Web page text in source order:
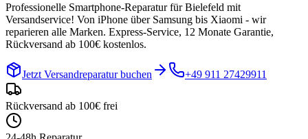
Professionelle Smartphone-Reparatur fürBielefeld mit
Versandservice! Von iPhone über Samsung bis Xiaomi - wir
reparieren alle Marken. Express-Service, 12 Monate Garantie,
Rückversand ab 100€ kostenlos.
Jetzt Versandreparatur buchen +49 911 27429911
Rückversand ab 100€ frei